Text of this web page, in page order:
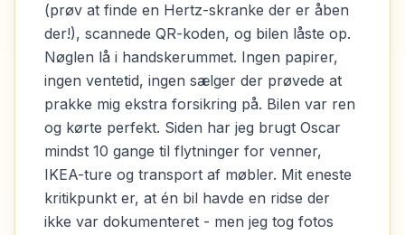
(prøv at finde en Hertz-skranke der er åben
der!), scannede QR-koden, og bilen låste op.
Nøglen lå i handskerummet. Ingen papirer,
ingen ventetid, ingen sælger der prøvede at
prakke mig ekstra forsikring på. Bilen var ren
og kørte perfekt. Siden har jeg brugt Oscar
mindst 10 gange til flytninger for venner,
IKEA-ture og transport af møbler. Mit eneste
kritikpunkt er, at én bil havde en ridse der
ikke var dokumenteret - men jeg tog fotos